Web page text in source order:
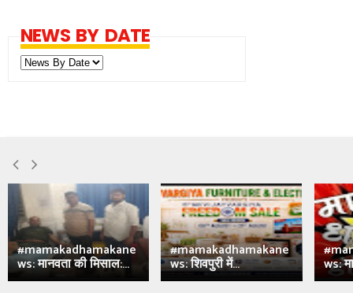
NEWS BY DATE
#mamakadhamakane
ws: मानवता की मिसाल:...
#mamakadhamakane
ws: शिवपुरी में... ws: